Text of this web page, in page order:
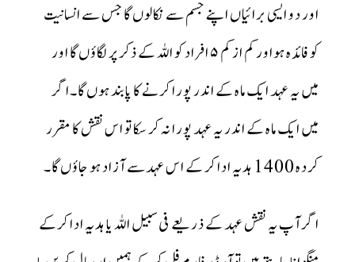
اور دو ایسی برائیاں اپنے جسم سے نکالوں گا جس سے انسانیت
کو فائدہ ہواور کم از کم ۵ افراد کو اللہ کے ذکر پر لگاؤں گا اور
میں یہ عہد ایک ماہ کے اندر پورا کرنے کا پابند ہوں گا۔اگر
میں ایک ماہ کے اندر یہ عہد پورا نہ کر سکا تو اس نقش کا مقرر
کردہ 1400 ہدیہ ادا کر کے اس عہدسے آزاد ہو جاؤں گا۔
اگر آپ یہ نقش عہد کے ذریعے فی سبیل اللہ یا ہدیہ ادا کرکے